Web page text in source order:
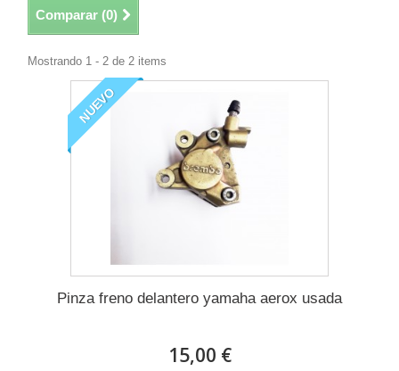
Comparar (0)
Mostrando 1 - 2 de 2 items
NUEVO
Pinza freno delantero yamaha aerox usada
15,00 €